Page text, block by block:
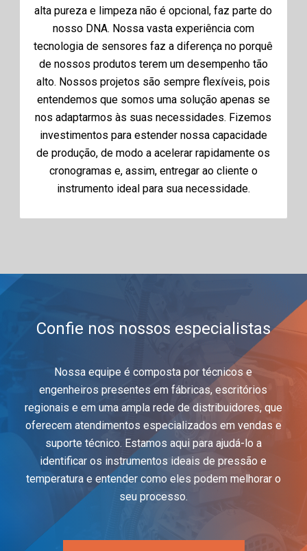
alta pureza e limpeza não é opcional, faz parte do
nosso DNA. Nossa vasta experiência com
tecnologia de sensores faz a diferença no porquê
de nossos produtos terem um desempenho tão
alto. Nossos projetos são sempre flexíveis, pois
entendemos que somos uma solução apenas se
nos adaptarmos às suas necessidades. Fizemos
investimentos para estender nossa capacidade
de produção, de modo a acelerar rapidamente os
cronogramas e, assim, entregar ao cliente o
instrumento ideal para sua necessidade.
Confie nos nossos especialistas
Nossa equipe é composta por técnicos e
engenheiros presentes em fábricas, escritórios
regionais e em uma ampla rede de distribuidores, que
oferecem atendimentos especializados em vendas e
suporte técnico. Estamos aqui para ajudá-lo a
identificar os instrumentos ideais de pressão e
temperatura e entender como eles podem melhorar o
seu processo.